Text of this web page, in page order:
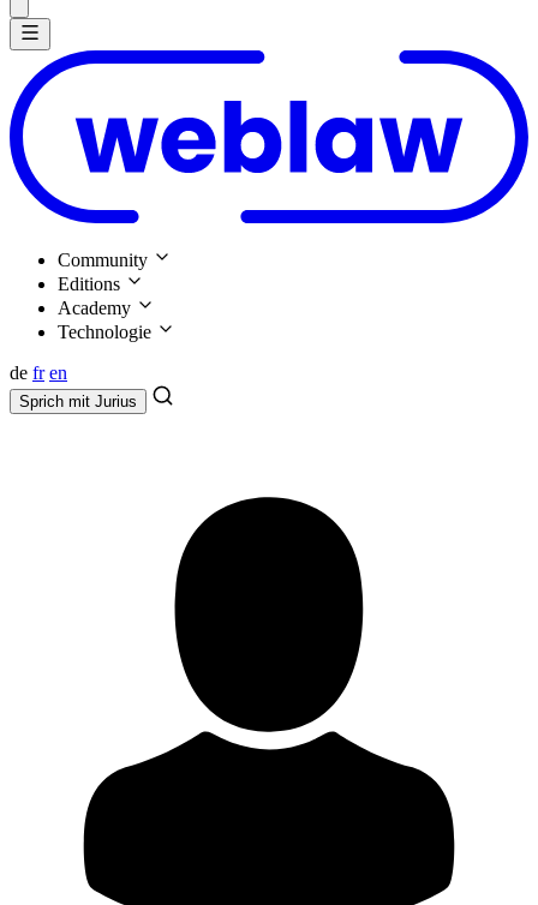
Community
Editions
Academy
Technologie
de fr en
Sprich mit Jurius